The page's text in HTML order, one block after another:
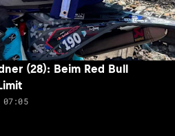
(28): Beim Red Bull